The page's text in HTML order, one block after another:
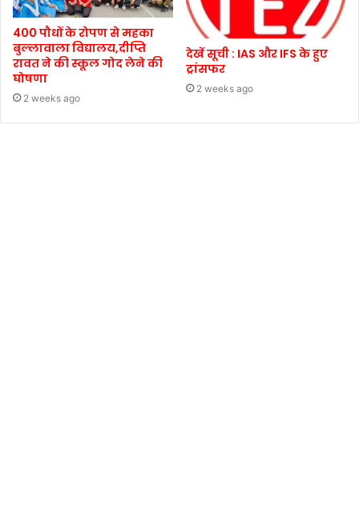
400 पौधों के रोपण से महका
बुल्लावाला विद्यालय,दीप्ति
रावत ने की स्कूल गोद लेने की
घोषणा
2 weeks ago
देखें सूची : IAS और IFS के हुए
ट्रांसफर
2 weeks ago